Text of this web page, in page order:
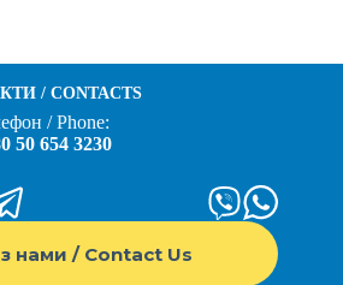
/ CONTACTS
/ Phone:
50 654 3230
нами / Contact Us